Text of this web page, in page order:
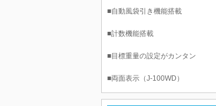
■自動風袋引き機能搭載
■計数機能搭載
■目標重量の設定がカンタン
■両面表示（J-100WD）